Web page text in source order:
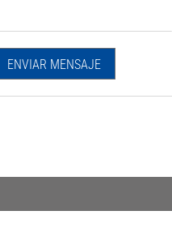
ENVIAR MENSAJE